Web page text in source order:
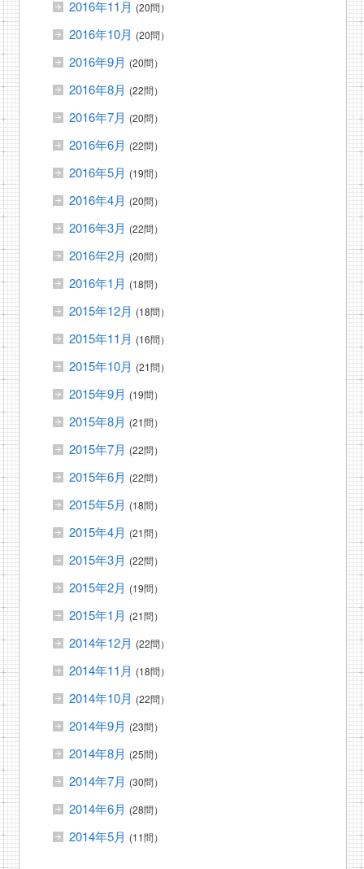
2016年11月 (20問）
2016年10月 (20問）
2016年9月 (20問）
2016年8月 (22問）
2016年7月 (20問）
2016年6月 (22問）
2016年5月 (19問）
2016年4月 (20問）
2016年3月 (22問）
2016年2月 (20問）
2016年1月 (18問）
2015年12月 (18問）
2015年11月 (16問）
2015年10月 (21問）
2015年9月 (19問）
2015年8月 (21問）
2015年7月 (22問）
2015年6月 (22問）
2015年5月 (18問）
2015年4月 (21問）
2015年3月 (22問）
2015年2月 (19問）
2015年1月 (21問）
2014年12月 (22問）
2014年11月 (18問）
2014年10月 (22問）
2014年9月 (23問）
2014年8月 (25問）
2014年7月 (30問）
2014年6月 (28問）
2014年5月 (11問）